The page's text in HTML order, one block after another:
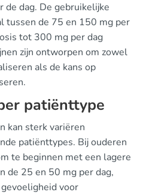
de dag. De gebruikelijke
tussen de 75 en 150 mg per
tot 300 mg per dag
zijn ontworpen om zowel
als de kans op
patiënttype
kan sterk variëren
patiënttypes. Bij ouderen
te beginnen met een lagere
de 25 en 50 mg per dag,
voor